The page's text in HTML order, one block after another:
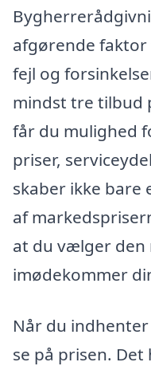
afgørende
fejl og
mindst tre tilbud
får du mulighed
priser,
skaber ikke
af
at du vælger den
imødekommer
Når du
se på prisen.